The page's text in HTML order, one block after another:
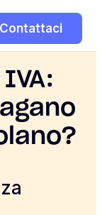
Contattaci